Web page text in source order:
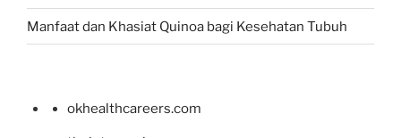
Manfaat dan Khasiat Quinoa bagi Kesehatan Tubuh
okhealthcareers.com